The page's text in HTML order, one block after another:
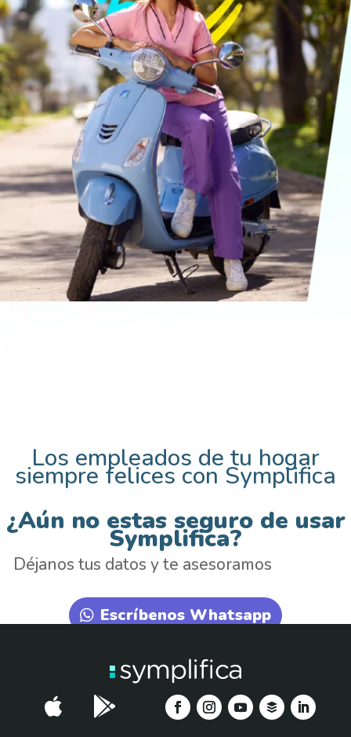
Los empleados de tu hogar
siempre felices con Symplifica
¿Aún no estas seguro de usar
Symplifica?
Déjanos tus datos y te asesoramos
Escríbenos Whatsapp
 